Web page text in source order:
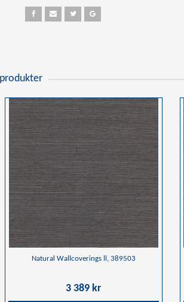
Natural Wallcoverings ll, 389503
3 389 kr